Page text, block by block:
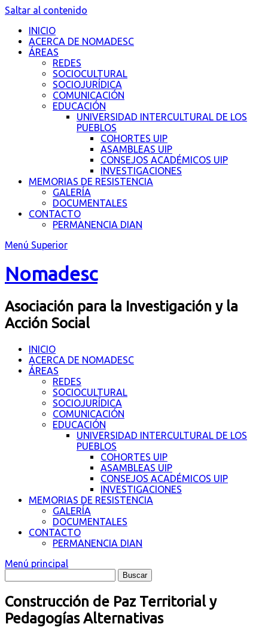
Saltar al contenido
INICIO
ACERCA DE NOMADESC
ÁREAS
REDES
SOCIOCULTURAL
SOCIOJURÍDICA
COMUNICACIÓN
EDUCACIÓN
UNIVERSIDAD INTERCULTURAL DE LOS
PUEBLOS
COHORTES UIP
ASAMBLEAS UIP
CONSEJOS ACADÉMICOS UIP
INVESTIGACIONES
MEMORIAS DE RESISTENCIA
GALERÍA
DOCUMENTALES
CONTACTO
PERMANENCIA DIAN
Menú Superior
Nomadesc
Asociación para la Investigación y la
Acción Social
INICIO
ACERCA DE NOMADESC
ÁREAS
REDES
SOCIOCULTURAL
SOCIOJURÍDICA
COMUNICACIÓN
EDUCACIÓN
UNIVERSIDAD INTERCULTURAL DE LOS
PUEBLOS
COHORTES UIP
ASAMBLEAS UIP
CONSEJOS ACADÉMICOS UIP
INVESTIGACIONES
MEMORIAS DE RESISTENCIA
GALERÍA
DOCUMENTALES
CONTACTO
PERMANENCIA DIAN
Menú principal
Construcción de Paz Territorial y
Pedagogías Alternativas